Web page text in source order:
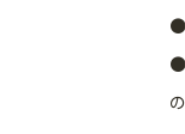
●
●